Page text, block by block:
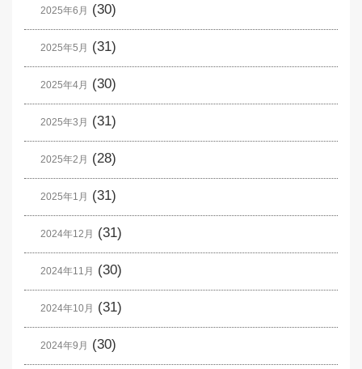
2025年6月 (30)
2025年5月 (31)
2025年4月 (30)
2025年3月 (31)
2025年2月 (28)
2025年1月 (31)
2024年12月 (31)
2024年11月 (30)
2024年10月 (31)
2024年9月 (30)